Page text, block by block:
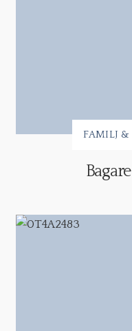
FAMILJ &